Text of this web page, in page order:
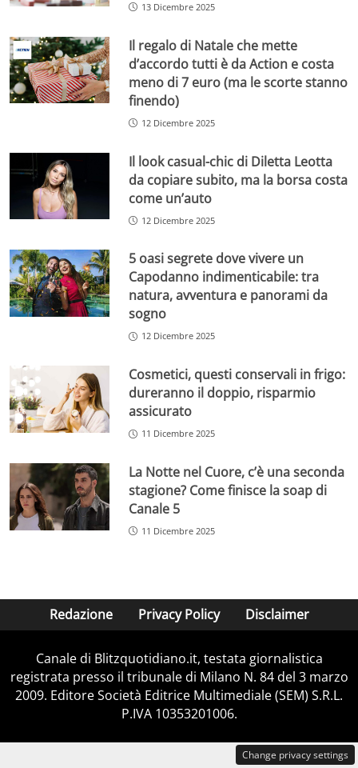
13 Dicembre 2025
Il regalo di Natale che mette
d’accordo tutti è da Action e costa
meno di 7 euro (ma le scorte stanno
finendo)
12 Dicembre 2025
Il look casual-chic di Diletta Leotta
da copiare subito, ma la borsa costa
come un’auto
12 Dicembre 2025
5 oasi segrete dove vivere un
Capodanno indimenticabile: tra
natura, avventura e panorami da
sogno
12 Dicembre 2025
Cosmetici, questi conservali in frigo:
dureranno il doppio, risparmio
assicurato
11 Dicembre 2025
La Notte nel Cuore, c’è una seconda
stagione? Come finisce la soap di
Canale 5
11 Dicembre 2025
Redazione Privacy Policy Disclaimer
Canale di Blitzquotidiano.it, testata giornalistica
registrata presso il tribunale di Milano N. 84 del 3 marzo
2009. Editore Società Editrice Multimediale (SEM) S.R.L.
P.IVA 10353201006.
Change privacy settings